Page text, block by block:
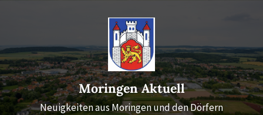
Moringen Aktuell
Neuigkeiten aus Moringen und den Dörfern